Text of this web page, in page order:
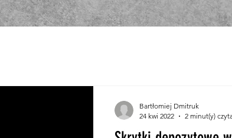
Bartłomiej Dmitruk
24 kwi 2022
2 minut(y)